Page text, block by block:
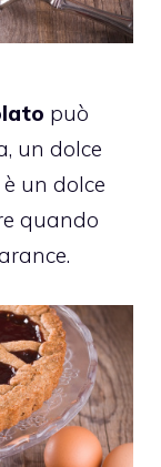
può
un dolce
un dolce
quando